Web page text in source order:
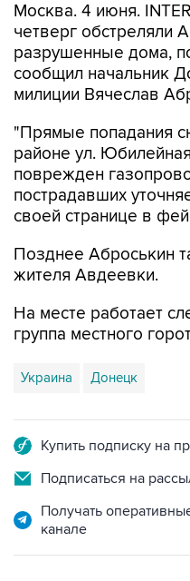
Москва. 4 июня.
четверг обстреляли
разрушенные дома,
сообщил начальник
милиции Вячеслав
"Прямые попадания
районе ул.
поврежден
пострадавших
своей странице в
Позднее Аброськин
жителя Авдеевки.
На месте работает
группа местного
Украина Донецк
Купить подписку на
Подписаться на
Получать
канале